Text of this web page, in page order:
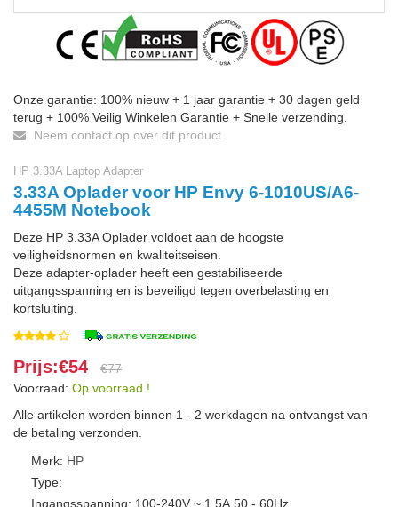
Onze garantie: 100% nieuw + 1 jaar garantie + 30 dagen geld
terug + 100% Veilig Winkelen Garantie + Snelle verzending.
Neem contact op over dit product
HP 3.33A Laptop Adapter
3.33A Oplader voor HP Envy 6-1010US/A6-
4455M Notebook
Deze HP 3.33A Oplader voldoet aan de hoogste
veiligheidsnormen en kwaliteitseisen.
Deze adapter-oplader heeft een gestabiliseerde
uitgangsspanning en is beveiligd tegen overbelasting en
kortsluiting.
Prijs:€54
€77
Voorraad: Op voorraad !
Alle artikelen worden binnen 1 - 2 werkdagen na ontvangst van
de betaling verzonden.
Merk: HP
Type:
Ingangsspanning: 100-240V ~ 1.5A,50 - 60Hz